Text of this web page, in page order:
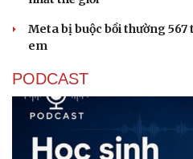
Sức khỏe
Cây thuốc
Sản phụ khoa
Nhi khoa
Làm đẹp - giảm cân
Meta bị buộc bồi thường 567
em
PODCAST